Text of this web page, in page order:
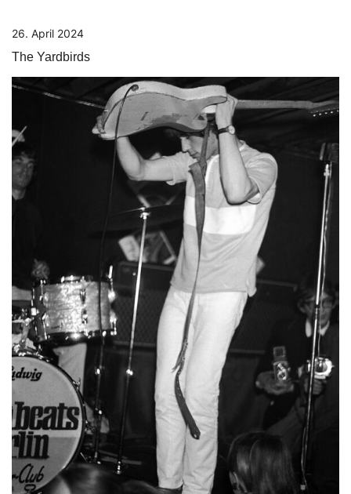
26. April 2024
The Yardbirds